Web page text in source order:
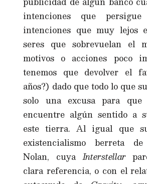
intenciones que
intenciones que muy lejos
seres que sobrevuelan el
motivos o acciones poco
tenemos que devolver el
años?) dado que todo lo que
solo una excusa para que
encuentre algún sentido a
este tierra. Al igual que
existencialismo berreta
Nolan, cuyaInterstellar
clara referencia, o con el